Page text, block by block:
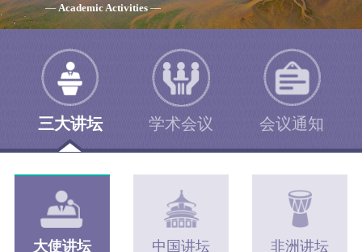
— Academic Activities—
三大讲坛 学术会议 会议通知
大使讲坛 中国讲坛 非洲讲坛